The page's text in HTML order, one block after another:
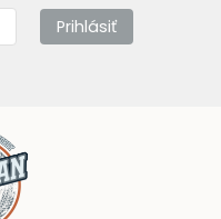
Prihlásiť